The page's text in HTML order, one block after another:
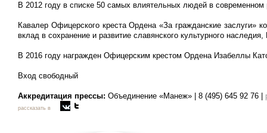
В 2012 году в списке 50 самых влиятельных людей в
Кавалер Офицерского креста Ордена «За гражданские
вклад в сохранение и развитие славянского культурного
В 2016 году награжден Офицерским крестом Ордена Изабеллы
Вход свободный
Аккредитация прессы: Объединение «Манеж» | 8 (495) 645 92 76 |
рассказать в